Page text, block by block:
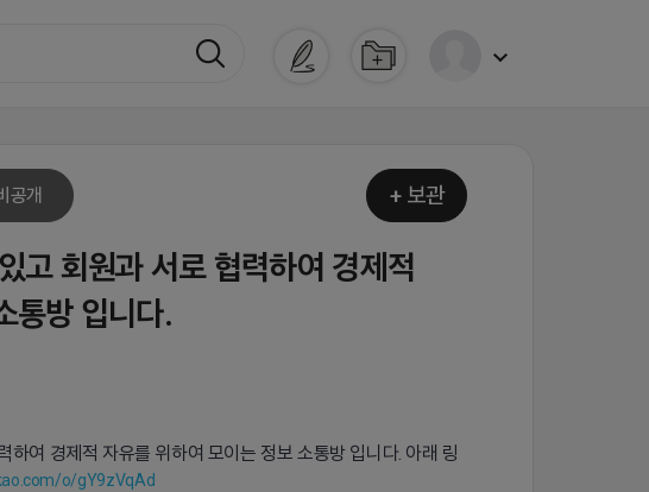
공개 + 보관
고 회원과 서로 협력하여 경제적
통방 입니다.
여 경제적 자유를 위하여 모이는 정보 소통방 입니다. 아래 링
o/gY9zVqAd